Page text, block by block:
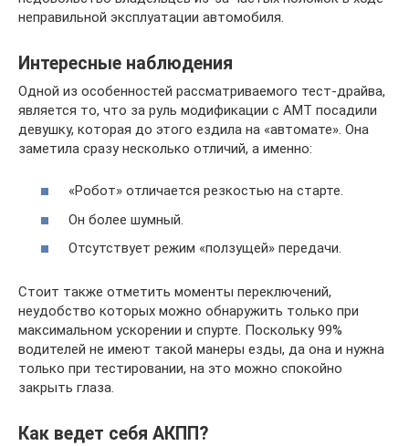
неправильной эксплуатации автомобиля.
Интересные наблюдения
Одной из особенностей рассматриваемого тест-драйва,
является то, что за руль модификации с АМТ посадили
девушку, которая до этого ездила на «автомате». Она
заметила сразу несколько отличий, а именно:
«Робот» отличается резкостью на старте.
Он более шумный.
Отсутствует режим «ползущей» передачи.
Стоит также отметить моменты переключений,
неудобство которых можно обнаружить только при
максимальном ускорении и спурте. Поскольку 99%
водителей не имеют такой манеры езды, да она и нужна
только при тестировании, на это можно спокойно
закрыть глаза.
Как ведет себя АКПП?